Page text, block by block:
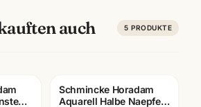
auch 5 PRODUKTE
Schmincke Horadam
Aquarell Halbe Naepfe ·